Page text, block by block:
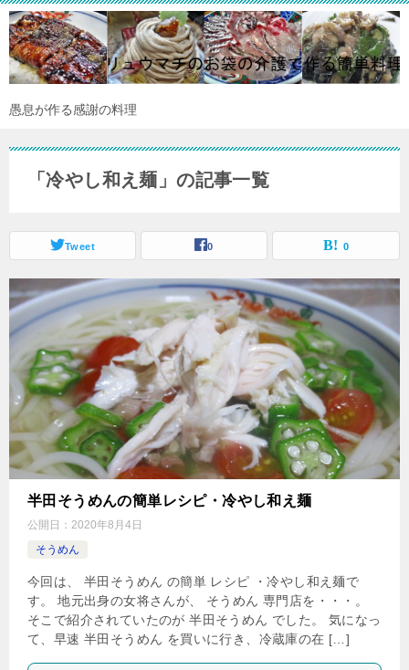
愚息が作る感謝の料理
「冷やし和え麺」の記事一覧
Tweet 0 0
半田そうめんの簡単レシピ・冷やし和え麺
公開日： 2020年8月4日
そうめん
今回は、 半田そうめん の簡単 レシピ ・冷やし和え麺で
す。 地元出身の女将さんが、 そうめん 専門店を・・・。
そこで紹介されていたのが 半田そうめん でした。 気になっ
て、早速 半田そうめん を買いに行き、冷蔵庫の在 […]